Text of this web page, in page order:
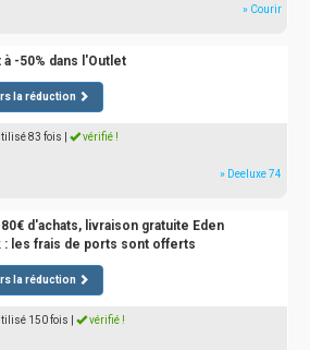
» Courir
à -50% dans l'Outlet
la réduction
83 fois vérifié !
» Deeluxe 74
80€ d'achats, livraison gratuite Eden
: les frais de ports sont offerts
la réduction
150 fois vérifié !